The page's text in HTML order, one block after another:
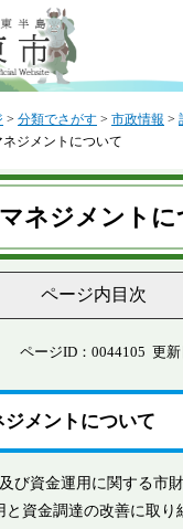
> 分類でさがす > 市政情報 >
ジメントについて
ネジメントに
ページ内目次
ページID：0044105 更
メントについて
び資金運用に関する市
資金調達の改善に取り